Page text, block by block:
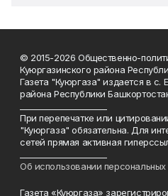
© 2015-2026 Общественно-
Куюргазинского района
Газета "Куюргаза" издается в с.
района Республики
При перепечатке или
"Куюргаза" обязательна. Для
сетей прямая активная
Об использовании персональных
Газета «Куюргаза»